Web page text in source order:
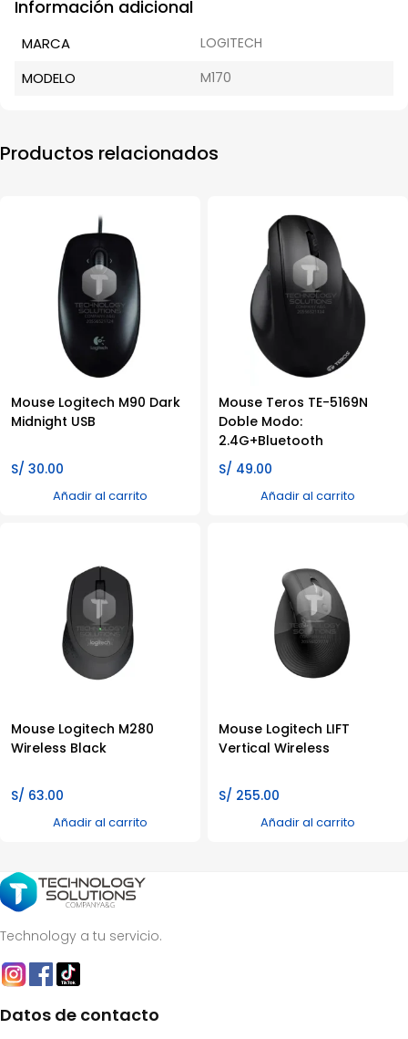
Información adicional
MARCA LOGITECH
MODELO M170
Productos relacionados
Mouse Logitech M90 Dark
Midnight USB
S/ 30.00
Añadir al carrito
Mouse Teros TE-5169N
Doble Modo:
2.4G+Bluetooth
S/ 49.00
Añadir al carrito
Mouse Logitech M280
Wireless Black
S/ 63.00
Añadir al carrito
Mouse Logitech LIFT
Vertical Wireless
S/ 255.00
Añadir al carrito
Technology a tu servicio.
Datos de contacto